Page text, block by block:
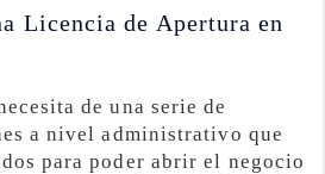
Licencia de Apertura en
de una serie de
a nivel administrativo que
para poder abrir el negocio